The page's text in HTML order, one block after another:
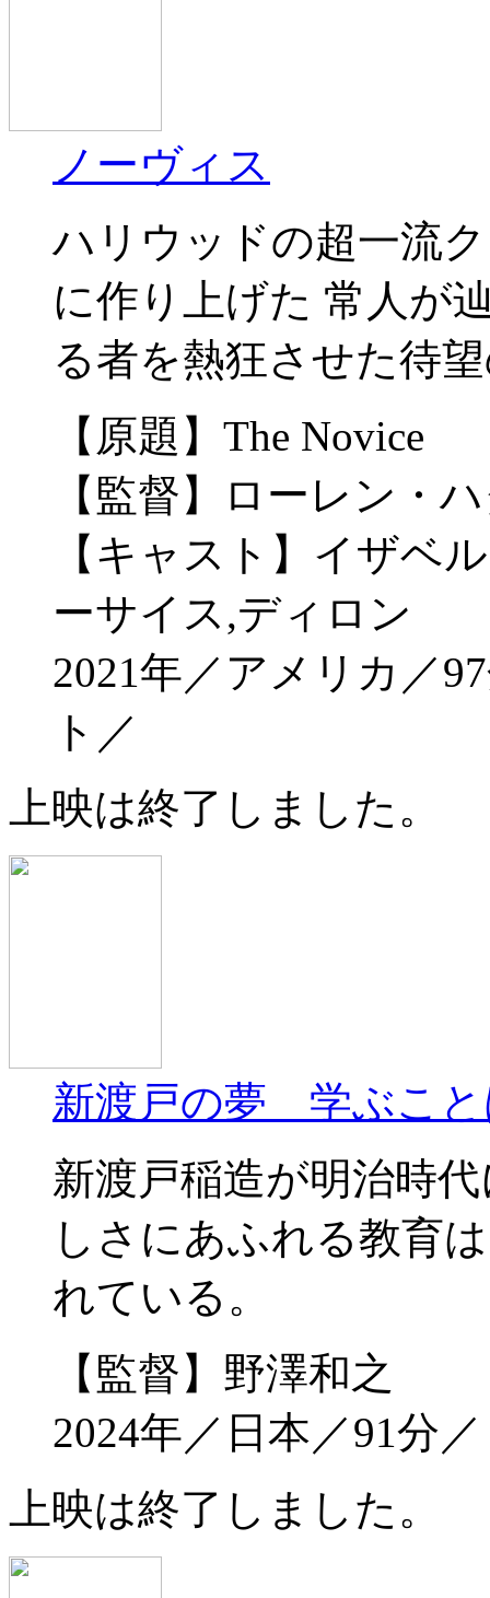
ノーヴィス
ハリウッドの超一流
に作り上げた 常人が
る者を熱狂させた待
【原題】The Novice
【監督】ローレン・
【キャスト】イザベ
ーサイス,ディロン
2021年／アメリカ／
ト／
上映は終了しました。
新渡戸の夢 学ぶこと
新渡戸稲造が明治時
しさにあふれる教育
れている。
【監督】野澤和之
2024年／日本／91分／
上映は終了しました。